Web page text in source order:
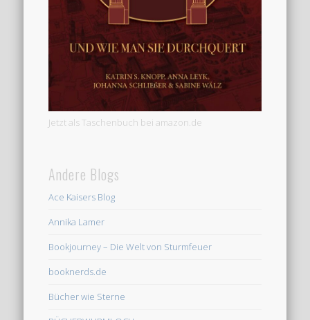
Jetzt als Taschenbuch bei amazon.de
Andere Blogs
Ace Kaisers Blog
Annika Lamer
Bookjourney – Die Welt von Sturmfeuer
booknerds.de
Bücher wie Sterne